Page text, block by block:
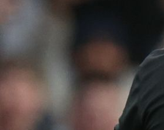
Sve engleske lige
igrači iftare!
14:08, 21.03.2023